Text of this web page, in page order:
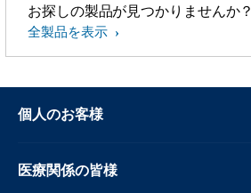
お探しの製品が見つかりませんか？
全製品を表示
個人のお客様
医療関係の皆様